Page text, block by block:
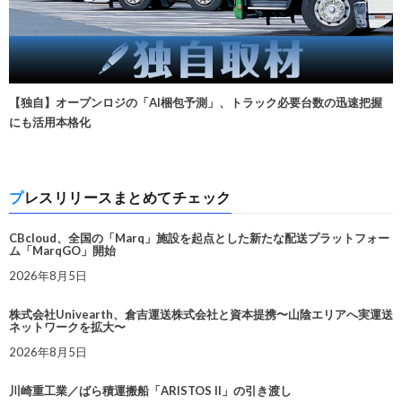
【独自】オープンロジの「AI梱包予測」、トラック必要台数の迅速把握
にも活用本格化
プレスリリースまとめてチェック
CBcloud、全国の「Marq」施設を起点とした新たな配送プラットフォー
ム「MarqGO」開始
2026年8月5日
株式会社Univearth、倉吉運送株式会社と資本提携〜山陰エリアへ実運送
ネットワークを拡大〜
2026年8月5日
川崎重工業／ばら積運搬船「ARISTOS II」の引き渡し